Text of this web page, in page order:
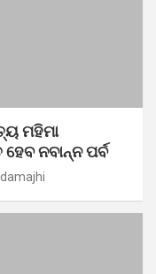
ମହିମା
ନବାନ୍ନ ପର୍ବ